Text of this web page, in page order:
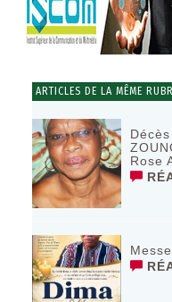
ARTICLES DE LA MÊME
Rose